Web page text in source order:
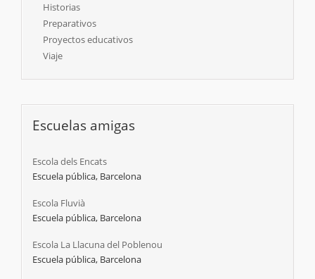
Historias
Preparativos
Proyectos educativos
Viaje
Escuelas amigas
Escola dels Encats
Escuela pública, Barcelona
Escola Fluvià
Escuela pública, Barcelona
Escola La Llacuna del Poblenou
Escuela pública, Barcelona